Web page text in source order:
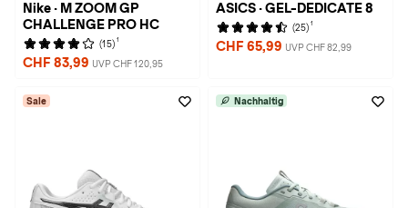
Nike · M ZOOM GP
CHALLENGE PRO HC
(15) 1
CHF 83,99 UVP CHF 120,95
ASICS · GEL-DEDICATE 8
(25) 1
CHF 65,99 UVP CHF 82,99
Sale Nachhaltig